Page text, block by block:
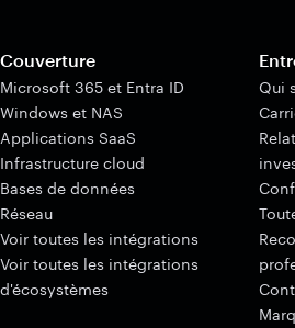
Couverture
Microsoft 365 et Entra ID
Windows et NAS
Applications SaaS
Infrastructure cloud
Bases de données
Réseau
Voir toutes les intégrations
Voir toutes les intégrations
d'écosystèmes
Qui